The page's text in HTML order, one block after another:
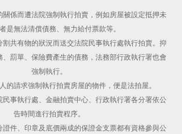
係而遭法院強制執行拍賣，例如房屋被設定抵押未
是無法清償債務、無力給付票款等。
共有物的狀況而送交法院民事執行處執行拍賣。抑
罰單、保險費產生的債務，法務部行政執行署也會
強制執行。
的請求強制執行拍賣房屋的物件，便是法拍屋。
事執行處、金融拍賣中心、行政執行署各分署依公
告時間進行拍賣程序。
件、印章及底價兩成的保證金支票都有資格參與公